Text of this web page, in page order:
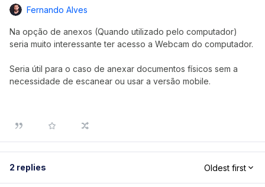
Fernando Alves
Na opção de anexos (Quando utilizado pelo computador)
seria muito interessante ter acesso a Webcam do computador.
Seria útil para o caso de anexar documentos físicos sem a
necessidade de escanear ou usar a versão mobile.
2 replies Oldest first